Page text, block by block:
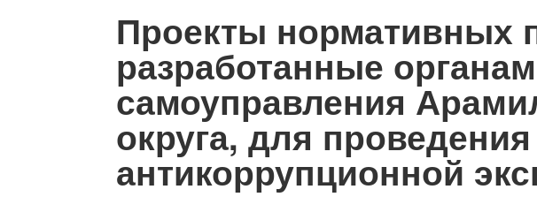
Проекты нормативных
разработанные
самоуправления
округа, для
антикоррупционной